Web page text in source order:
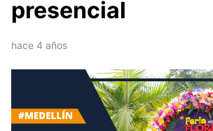
presencial
hace 4 años